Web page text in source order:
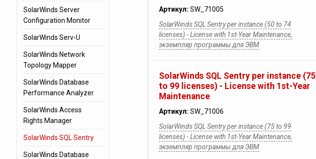
Артикул: SW_71005
SolarWinds SQL Sentry per instance (50 to 74
licenses) - License with 1st-Year Maintenance,
экземпляр программы для ЭВМ
SolarWinds SQL Sentry per instance (75
to 99 licenses) - License with 1st-Year
Maintenance
Артикул: SW_71006
SolarWinds SQL Sentry per instance (75 to 99
licenses) - License with 1st-Year Maintenance,
экземпляр программы для ЭВМ
SolarWinds Server
Configuration Monitor
SolarWinds Serv-U
SolarWinds Network
Topology Mapper
SolarWinds Database
Performance Analyzer
SolarWinds Access
Rights Manager
SolarWinds SQL Sentry
SolarWinds Database